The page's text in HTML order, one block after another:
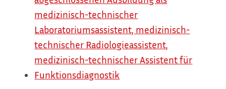
medizinisch-technischer
Laboratoriumsassistent, medizinisch-
technischer Radiologieassistent,
medizinisch-technischer Assistent für
Funktionsdiagnostik